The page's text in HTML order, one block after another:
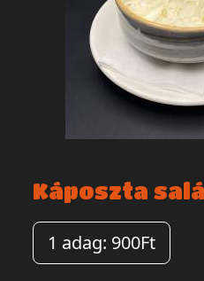
Káposzta
1 adag: 900Ft